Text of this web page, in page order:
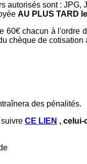
autorisés sont : JPG,
AU PLUS TARD
60€ chacun à l'ordre
chèque de cotisation
des pénalités.
CE LIEN ,